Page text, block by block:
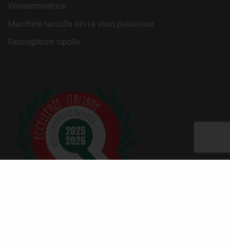
Vendemmiatrice
Macchine raccolta olivi a vaso policonico
Raccoglitrice cipolle